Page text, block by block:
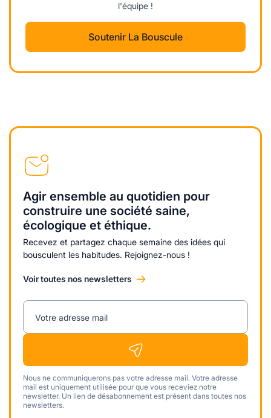
l'équipe !
Soutenir La Bouscule
Agir ensemble au quotidien pour
construire une société saine,
écologique et éthique.
Recevez et partagez chaque semaine des idées qui
bousculent les habitudes. Rejoignez-nous !
Voir toutes nos newsletters
Votre adresse mail
Nous ne communiquerons pas votre adresse mail. Votre adresse
mail est uniquement utilisée pour que vous receviez notre
newsletter. Un lien de désabonnement est présent dans toutes nos
newsletters.